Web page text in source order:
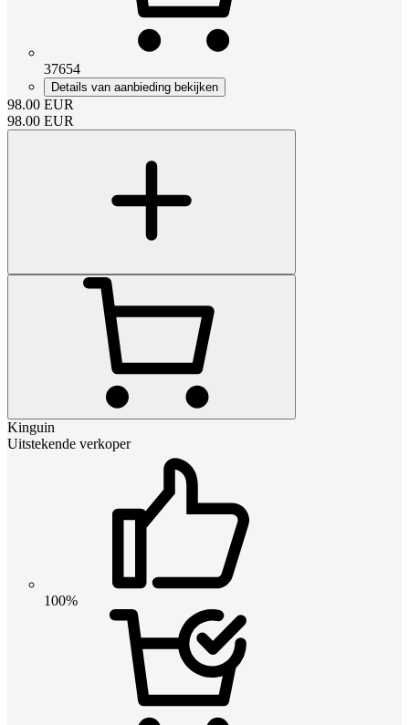
37654
Details van aanbieding bekijken
98.00 EUR
98.00 EUR
Kinguin
Uitstekende verkoper
100%